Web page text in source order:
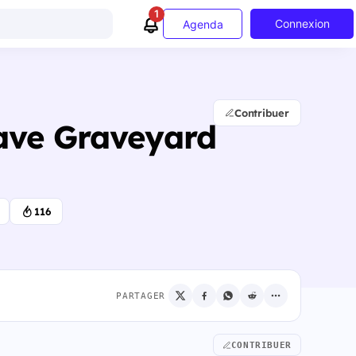
1
Agenda Connexion
Graveyard
Contribuer
116
PARTAGER
CONTRIBUER